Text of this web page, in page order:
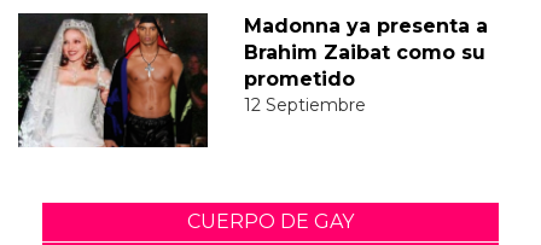
Madonna ya presenta a
Brahim Zaibat como su
prometido
12 Septiembre
CUERPO DE GAY